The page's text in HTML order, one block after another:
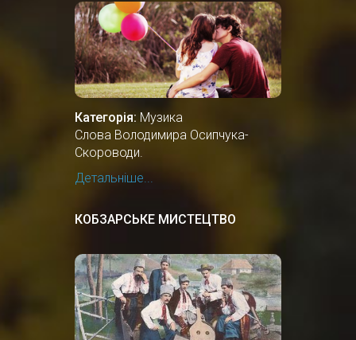
Категорія: Музика
Слова Володимира Осипчука-
Скороводи.
Детальніше...
КОБЗАРСЬКЕ МИСТЕЦТВО